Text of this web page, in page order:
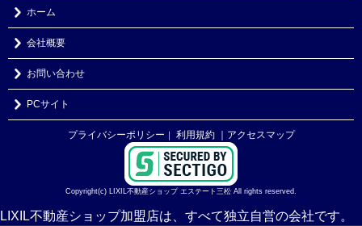
ホーム
会社概要
お問い合わせ
PCサイト
プライバシーポリシー 利用規約 ｜アクセスマップ
Copyright(c) LIXIL不動産ショップ エステート三松 All rights reserved.
LIXIL不動産ショップ加盟店は、すべて独立自営の会社です。